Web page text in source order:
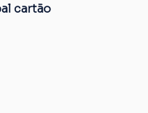
cartão